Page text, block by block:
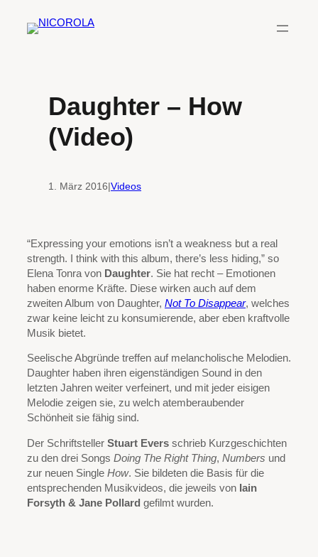
Inhalt
Daughter – How
(Video)
1. März 2016|Videos
“Expressing your emotions isn’t a weakness but a real
strength. I think with this album, there’s less hiding,” so
Elena Tonra von Daughter. Sie hat recht – Emotionen
haben enorme Kräfte. Diese wirken auch auf dem
zweiten Album von Daughter, Not To Disappear, welches
zwar keine leicht zu konsumierende, aber eben kraftvolle
Musik bietet.
Seelische Abgründe treffen auf melancholische Melodien.
Daughter haben ihren eigenständigen Sound in den
letzten Jahren weiter verfeinert, und mit jeder eisigen
Melodie zeigen sie, zu welch atemberaubender
Schönheit sie fähig sind.
Der Schriftsteller Stuart Evers schrieb Kurzgeschichten
zu den drei Songs Doing The Right Thing, Numbers und
zur neuen Single How. Sie bildeten die Basis für die
entsprechenden Musikvideos, die jeweils von Iain
Forsyth & Jane Pollard gefilmt wurden.